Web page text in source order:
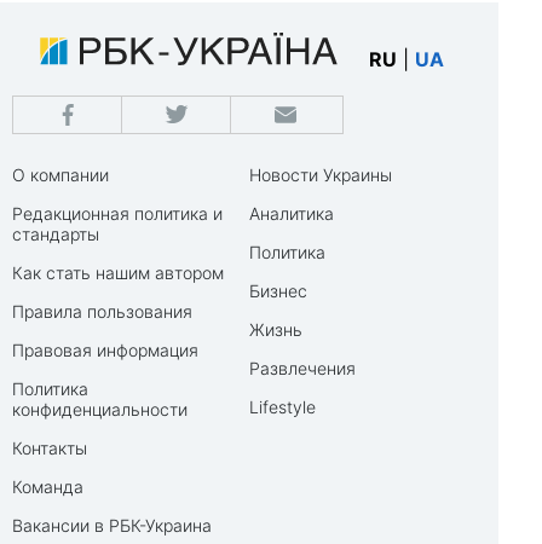
RU UA
О компании
Редакционная политика и
стандарты
Как стать нашим автором
Правила пользования
Правовая информация
Политика
конфиденциальности
Контакты
Команда
Вакансии в РБК-Украина
Новости Украины
Аналитика
Политика
Бизнес
Жизнь
Развлечения
Lifestyle